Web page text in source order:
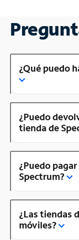
¿Qué puedo
¿Puedo
tienda de
¿Puedo
Spectrum?
¿Las tiendas
móviles?